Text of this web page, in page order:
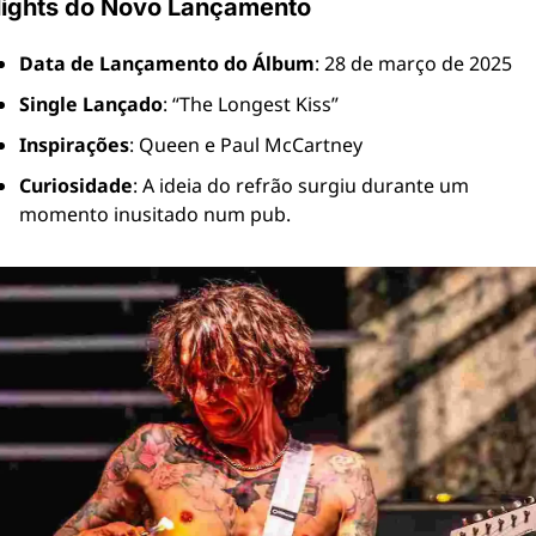
do Novo Lançamento
Data de Lançamento do Álbum: 28 de março de 2025
Single Lançado: “The Longest Kiss”
Inspirações: Queen e Paul McCartney
Curiosidade: A ideia do refrão surgiu durante um
momento inusitado num pub.